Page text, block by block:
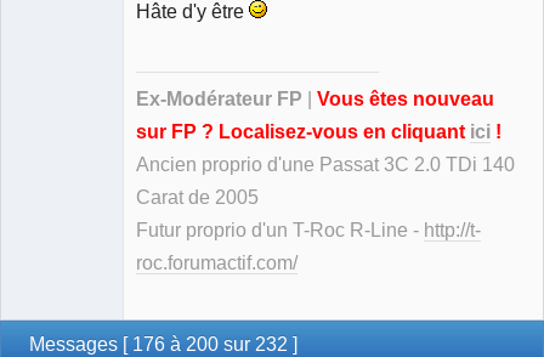
Hâte d'y être
Ex-Modérateur FP
Vous êtes nouveau
sur FP ? Localisez-vous en cliquant ici !
Ancien proprio d'une Passat 3C 2.0 TDi 140
Carat de 2005
Futur proprio d'un T-Roc R-Line - http://t-
roc.forumactif.com/
Messages [ 176 à 200 sur 232 ]